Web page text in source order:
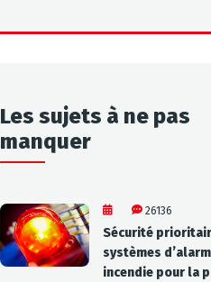
Les sujets à ne pas
manquer
26136
Sécurité
systèmes
incendie pour la